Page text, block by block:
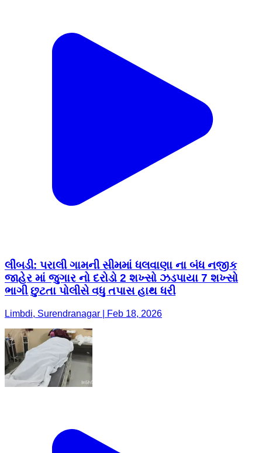
લીંબડી: પરાલી ગામની સીમમાં ધલવાણા ના બંધ નજીક
જાહેર માં જુગાર નો દરોડો 2 શખ્સો ઝડપાયા 7 શખ્સો
ભાગી છુટતા પોલીસે વધુ તપાસ હાથ ધરી
Limbdi, Surendranagar | Feb 18, 2026